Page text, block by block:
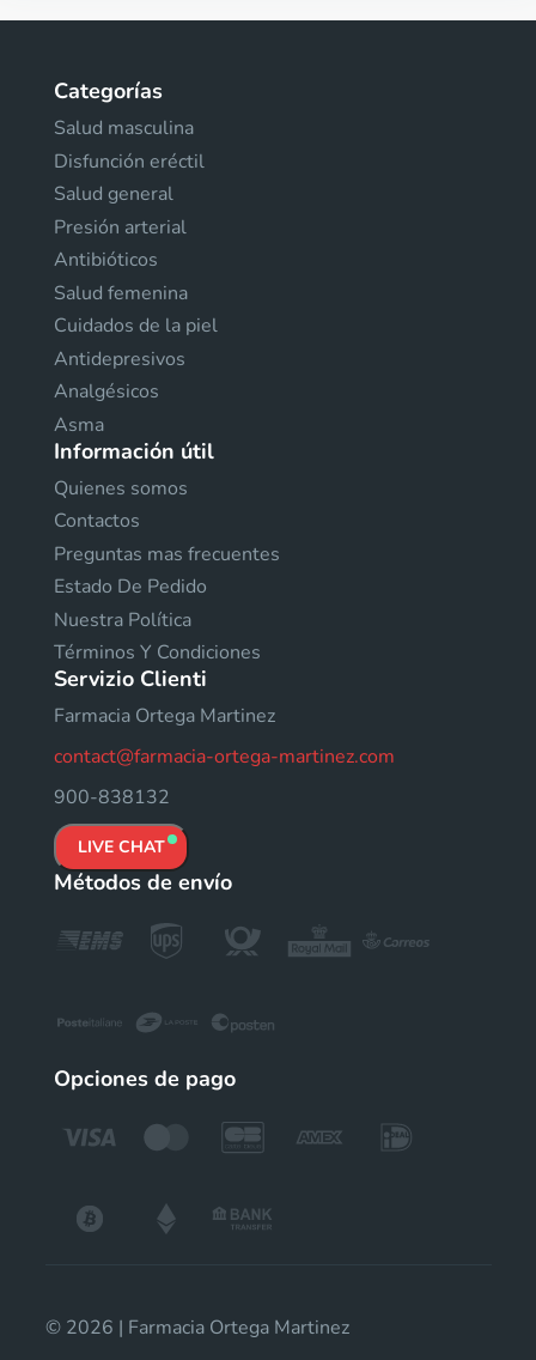
Categorías
Salud masculina
Disfunción eréctil
Salud general
Presión arterial
Antibióticos
Salud femenina
Cuidados de la piel
Antidepresivos
Analgésicos
Asma
Información útil
Quienes somos
Contactos
Preguntas mas frecuentes
Estado De Pedido
Nuestra Política
Términos Y Condiciones
Servizio Clienti
Farmacia Ortega Martinez
contact@farmacia-ortega-martinez.com
900-838132
LIVE CHAT
Métodos de envío
Opciones de pago
© 2026 | Farmacia Ortega Martinez